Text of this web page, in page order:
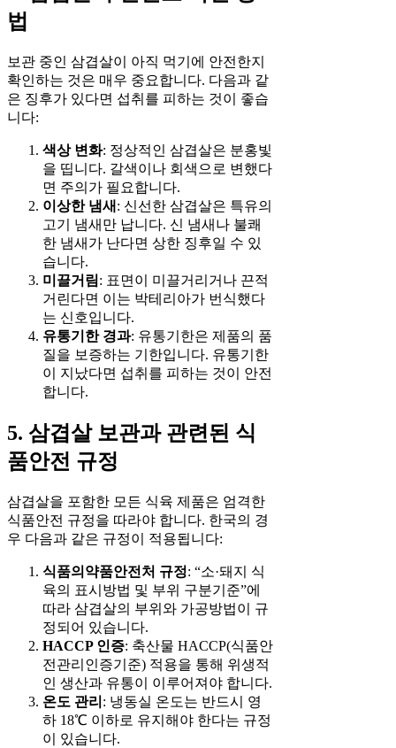
법
보관 중인 삼겹살이 아직 먹기에 안전한지
확인하는 것은 매우 중요합니다. 다음과 같
은 징후가 있다면 섭취를 피하는 것이 좋습
니다:
색상 변화: 정상적인 삼겹살은 분홍빛
을 띱니다. 갈색이나 회색으로 변했다
면 주의가 필요합니다.
이상한 냄새 : 신선한 삼겹살은 특유의
고기 냄새만 납니다. 신 냄새나 불쾌
한 냄새가 난다면 상한 징후일 수 있
습니다.
미끌거림: 표면이 미끌거리거나 끈적
거린다면 이는 박테리아가 번식했다
는 신호입니다.
유통기한 경과: 유통기한은 제품의 품
질을 보증하는 기한입니다. 유통기한
이 지났다면 섭취를 피하는 것이 안전
합니다.
5. 삼겹살 보관과 관련된 식
품안전 규정
삼겹살을 포함한 모든 식육 제품은 엄격한
식품안전 규정을 따라야 합니다. 한국의 경
우 다음과 같은 규정이 적용됩니다:
식품의약품안전처 규정: “소·돼지 식
육의 표시방법 및 부위 구분기준”에
따라 삼겹살의 부위와 가공방법이 규
정되어 있습니다.
HACCP 인증: 축산물 HACCP(식품안
전관리인증기준) 적용을 통해 위생적
인 생산과 유통이 이루어져야 합니다.
온도 관리 : 냉동실 온도는 반드시 영
하 18℃ 이하로 유지해야 한다는 규정
이 있습니다.